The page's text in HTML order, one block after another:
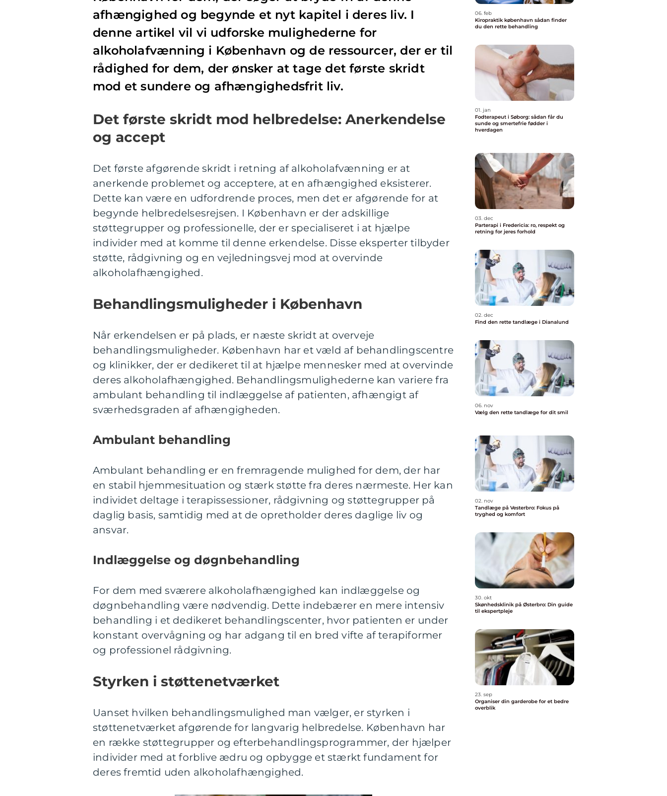
afhængighed og begynde et nyt kapitel i deres liv. I
denne artikel vil vi udforske mulighederne for
alkoholafvænning i København og de ressourcer, der er til
rådighed for dem, der ønsker at tage det første skridt
mod et sundere og afhængighedsfrit liv.
Det første skridt mod helbredelse: Anerkendelse
og accept
Det første afgørende skridt i retning af alkoholafvænning er at
anerkende problemet og acceptere, at en afhængighed eksisterer.
Dette kan være en udfordrende proces, men det er afgørende for at
begynde helbredelsesrejsen. I København er der adskillige
støttegrupper og professionelle, der er specialiseret i at hjælpe
individer med at komme til denne erkendelse. Disse eksperter tilbyder
støtte, rådgivning og en vejledningsvej mod at overvinde
alkoholafhængighed.
Behandlingsmuligheder i København
Når erkendelsen er på plads, er næste skridt at overveje
behandlingsmuligheder. København har et væld af behandlingscentre
og klinikker, der er dedikeret til at hjælpe mennesker med at overvinde
deres alkoholafhængighed. Behandlingsmulighederne kan variere fra
ambulant behandling til indlæggelse af patienten, afhængigt af
sværhedsgraden af afhængigheden.
Ambulant behandling
Ambulant behandling er en fremragende mulighed for dem, der har
en stabil hjemmesituation og stærk støtte fra deres nærmeste. Her kan
individet deltage i terapissessioner, rådgivning og støttegrupper på
daglig basis, samtidig med at de opretholder deres daglige liv og
ansvar.
Indlæggelse og døgnbehandling
For dem med sværere alkoholafhængighed kan indlæggelse og
døgnbehandling være nødvendig. Dette indebærer en mere intensiv
behandling i et dedikeret behandlingscenter, hvor patienten er under
konstant overvågning og har adgang til en bred vifte af terapiformer
og professionel rådgivning.
Styrken i støttenetværket
Uanset hvilken behandlingsmulighed man vælger, er styrken i
støttenetværket afgørende for langvarig helbredelse. København har
en række støttegrupper og efterbehandlingsprogrammer, der hjælper
individer med at forblive ædru og opbygge et stærkt fundament for
deres fremtid uden alkoholafhængighed.
06. feb
Kiropraktik københavn sådan finder
du den rette behandling
01. jan
Fodterapeut i Søborg: sådan får du
sunde og smertefrie fødder i
hverdagen
03. dec
Parterapi i Fredericia: ro, respekt og
retning for jeres forhold
02. dec
Find den rette tandlæge i Dianalund
06. nov
Vælg den rette tandlæge for dit smil
02. nov
Tandlæge på Vesterbro: Fokus på
tryghed og komfort
30. okt
Skønhedsklinik på Østerbro: Din guide
til ekspertpleje
23. sep
Organiser din garderobe for et bedre
overblik